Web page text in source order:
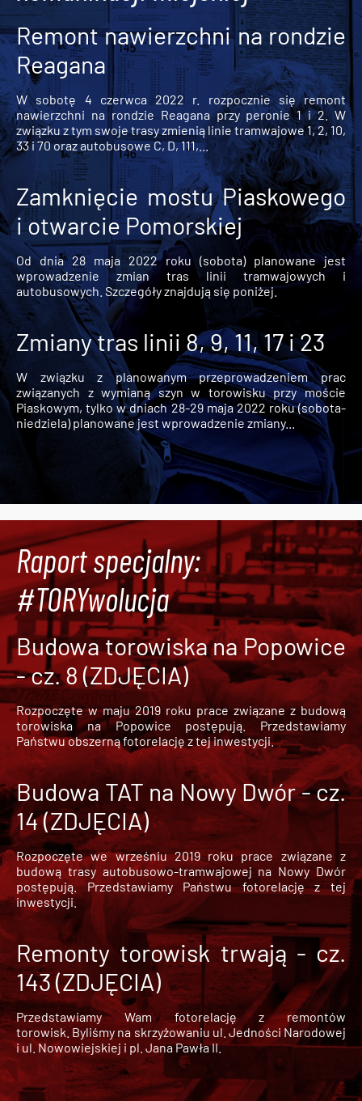
Remont nawierzchni na rondzie
Reagana
W sobotę 4 czerwca 2022 r. rozpocznie się remont
nawierzchni na rondzie Reagana przy peronie 1 i 2. W
związku z tym swoje trasy zmienią linie tramwajowe 1, 2, 10,
33 i 70 oraz autobusowe C, D, 111,...
Zamknięcie mostu Piaskowego
i otwarcie Pomorskiej
Od dnia 28 maja 2022 roku (sobota) planowane jest
wprowadzenie zmian tras linii tramwajowych i
autobusowych. Szczegóły znajdują się poniżej.
Zmiany tras linii 8, 9, 11, 17 i 23
W związku z planowanym przeprowadzeniem prac
związanych z wymianą szyn w torowisku przy moście
Piaskowym, tylko w dniach 28-29 maja 2022 roku (sobota-
niedziela) planowane jest wprowadzenie zmiany...
Raport specjalny:
#TORYwolucja
Budowa torowiska na Popowice
- cz. 8 (ZDJĘCIA)
Rozpoczęte w maju 2019 roku prace związane z budową
torowiska na Popowice
postępują. Przedstawiamy
Państwu obszerną fotorelację z tej inwestycji.
Budowa TAT na Nowy Dwór - cz.
14 (ZDJĘCIA)
Rozpoczęte we wrześniu 2019 roku prace związane z
budową trasy autobusowo-tramwajowej na Nowy Dwór
postępują. Przedstawiamy Państwu fotorelację z tej
inwestycji.
Remonty torowisk trwają - cz.
143 (ZDJĘCIA)
Przedstawiamy Wam fotorelację z remontów
torowisk. Byliśmy na skrzyżowaniu ul. Jedności Narodowej
i ul. Nowowiejskiej i pl. Jana Pawła II.